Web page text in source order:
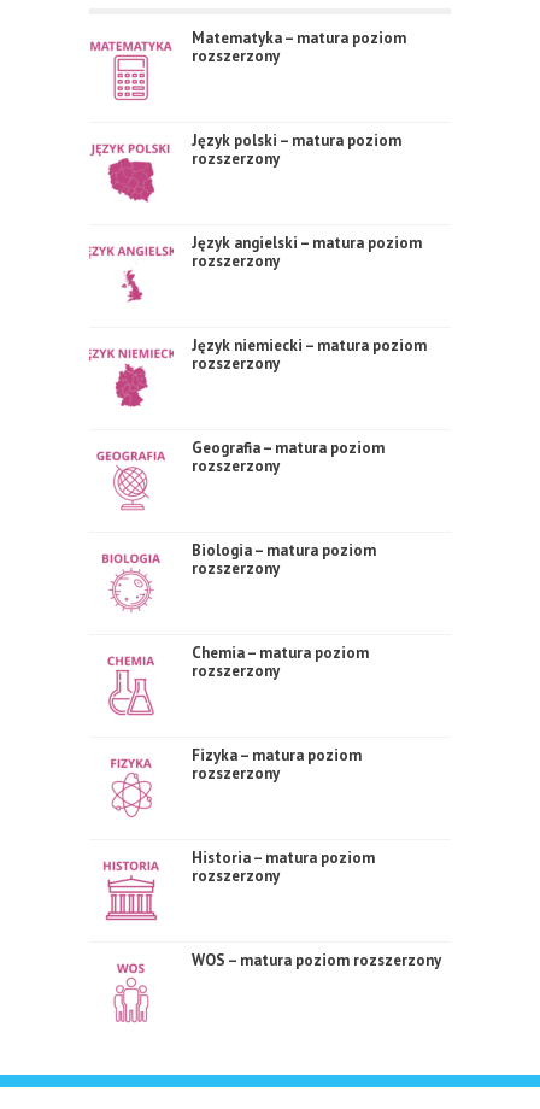
Matematyka – matura poziom
rozszerzony
Język polski – matura poziom
rozszerzony
Język angielski – matura poziom
rozszerzony
Język niemiecki – matura poziom
rozszerzony
Geografia – matura poziom
rozszerzony
Biologia – matura poziom
rozszerzony
Chemia – matura poziom
rozszerzony
Fizyka – matura poziom
rozszerzony
Historia – matura poziom
rozszerzony
WOS – matura poziom rozszerzony